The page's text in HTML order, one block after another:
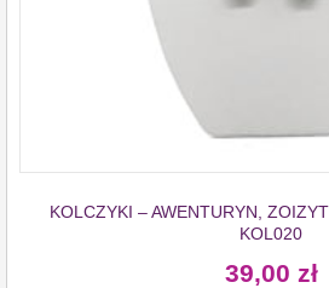
KOLCZYKI – AWENTURYN,
KOL020
39,00 zł